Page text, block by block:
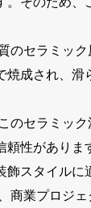
のセラミッ
焼成され、
このセラミッ
頼性があり
スタイルに
商業プロジ